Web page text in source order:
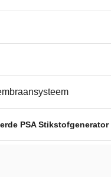
PSA Stikstofgenerator